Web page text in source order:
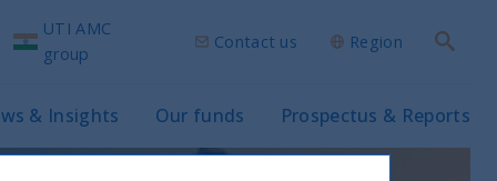
& Insights Our funds Prospectus & Reports
UTI AMC
group
Contact us Region
Search